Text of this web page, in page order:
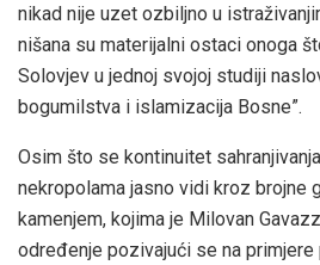
nikad nije uzet ozbiljno u
nišana su materijalni ostaci onoga
Solovjev u jednoj svojoj studiji
bogumilstva i islamizacija Bosne”.
Osim što se kontinuitet
nekropolama jasno vidi kroz brojne
kamenjem, kojima je Milovan
određenje pozivajući se na